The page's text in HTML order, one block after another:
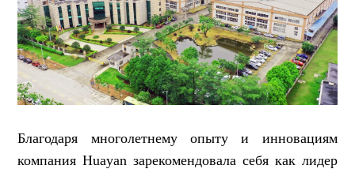
Благодаря многолетнему опыту и инновациям
компания Huayan зарекомендовала себя как лидер